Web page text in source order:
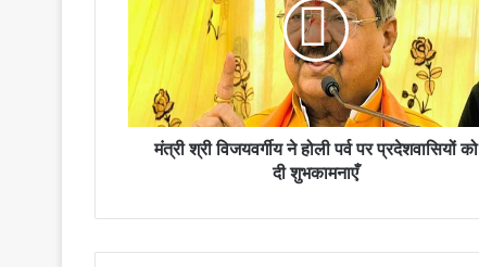
मंत्री श्री विजयवर्गीय ने होली पर्व पर प्रदेशवासियों को
दी शुभकामनाएँ